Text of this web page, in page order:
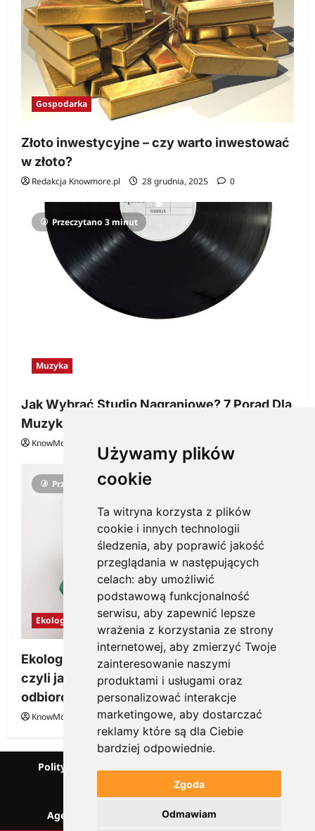
Używamy plików
cookie
Ta witryna korzysta z plików
cookie i innych technologii
śledzenia, aby poprawić jakość
przeglądania w następujących
celach: aby umożliwić
podstawową funkcjonalność
serwisu, aby zapewnić lepsze
wrażenia z korzystania ze strony
internetowej, aby zmierzyć Twoje
zainteresowanie naszymi
produktami i usługami oraz
personalizować interakcje
marketingowe, aby dostarczać
reklamy które są dla Ciebie
bardziej odpowiednie.
Zgoda
Odmawiam
Gospodarka
Złoto inwestycyjne – czy warto inwestować
w złoto?
Redakcja Knowmore.pl 28 grudnia, 2025 0
Przeczytano 3 minut
Muzyka
Jak Wybrać Studio Nagraniowe? 7 Porad Dla
Muzyka
KnowMore.pl
Przeczytano 3 minut
Ekologia
Ekologiczne gadżety reklamowe dla firmy,
czyli jak wzbudzić zainteresowanie
odbiorców
KnowMore.pl 28 grudnia, 2025 0
Polityka prywatności
Słownik marketingowy
Blog o przedsiębiorczości
Agencja marketingowa Scorise
SentiSignal